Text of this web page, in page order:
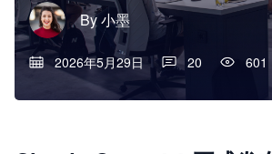
By小墨
2026年5月29日 20 601